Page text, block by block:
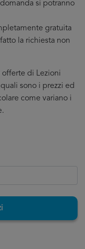
si potranno
gratuita
la richiesta non
offerte di Lezioni
sono i prezzi ed
come variano i